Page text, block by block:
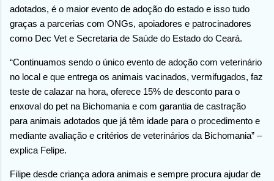
adotados, é o maior evento de adoção do estado e isso tudo
graças a parcerias com ONGs, apoiadores e patrocinadores
como Dec Vet e Secretaria de Saúde do Estado do Ceará.
“Continuamos sendo o único evento de adoção com veterinário
no local e que entrega os animais vacinados, vermifugados, faz
teste de calazar na hora, oferece 15% de desconto para o
enxoval do pet na Bichomania e com garantia de castração
para animais adotados que já têm idade para o procedimento e
mediante avaliação e critérios de veterinários da Bichomania” –
explica Felipe.
Filipe desde criança adora animais e sempre procura ajudar de